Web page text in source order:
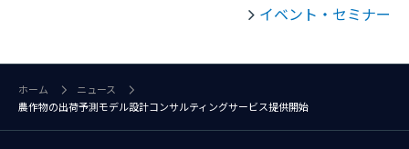
イベント・セミナー
ホーム
ニュース
農作物の出荷予測モデル設計コンサルティングサービス提供開始